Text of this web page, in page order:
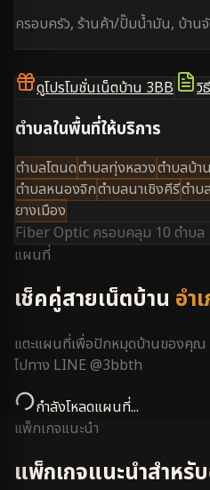
ครอบครัว, ร้านค้า/ปั๊มน้ำมัน, บ้าน
ดูโปรโมชั่นเน็ตบ้าน 3BB วิ
ตำบลในพื้นที่ให้บริการ
ตำบลโตนดตำบลทุ่งหลวงตำบลบ้า
ตำบลหนองจิกตำบลนาเชิงคีรีตำบ
ยางเมือง
Fiber Optic ครอบคลุม 10 ตำบล
แผนที่
เช็คคู่สายเน็ตบ้าน อำ
แตะแผนที่เพื่อปักหมุดบ้านของคุณ
ไปทาง LINE @3bbth
กำลังโหลดแผนที่...
แพ็กเกจแนะนำ
แพ็กเกจแนะนำสำหรับ